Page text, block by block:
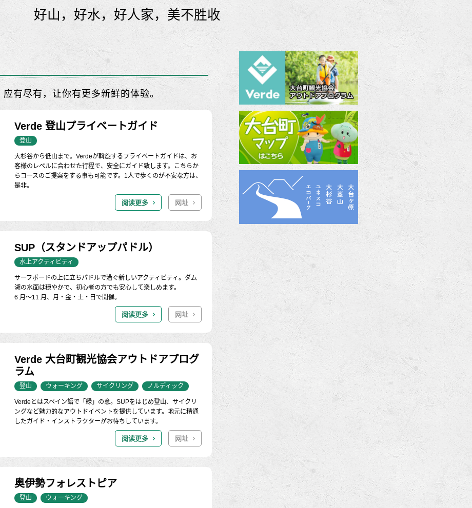
好山，好水，好人家，美不胜收
有尽有，让你有更多新鲜的体验。
Verde 登山プライベートガイド
登山
大杉谷から低山まで。Verdeが斡旋するプライベートガイドは、お
客様のレベルに合わせた行程で、安全にガイド致します。こちらか
らコースのご提案をする事も可能です。1人で歩くのが不安な方は、
是非。
网址
阅读更多
SUP（スタンドアップパドル）
水上アクティビティ
サーフボードの上に立ちパドルで漕ぐ新しいアクティビティ。ダム
湖の水面は穏やかで、初心者の方でも安心して楽しめます。
6 月～11 月、月・金・土・日で開催。
网址
阅读更多
Verde 大台町観光協会アウトドアプログ
ラム
登山 ウォーキング サイクリング ノルディック
Verdeとはスペイン語で「緑」の意。SUPをはじめ登山、サイクリ
ングなど魅力的なアウトドイベントを提供しています。地元に精通
したガイド・インストラクターがお待ちしています。
网址
阅读更多
奥伊勢フォレストピア
登山 ウォーキング